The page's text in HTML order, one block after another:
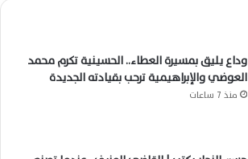
وداع يليق بمسيرة العطاء.. الحسينية تكرم محمد
العوضي والإبراهيمية ترحب بقيادته الجديدة
منذ 7 ساعات